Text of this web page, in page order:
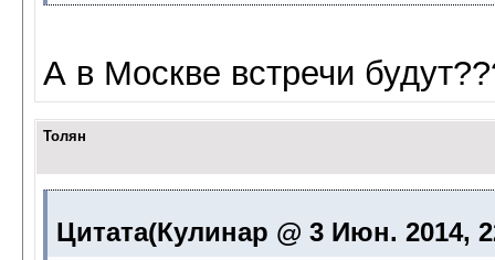
А в Москве встречи
Толян
Цитата(Кулинар @ 3 Июн. 2014,